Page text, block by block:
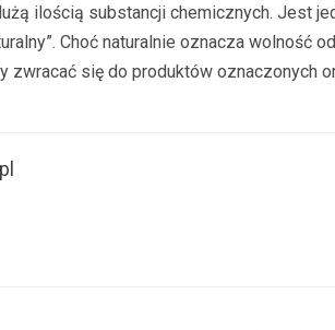
ilością substancji chemicznych. Jest
Choć naturalnie oznacza wolność
zwracać się do produktów oznaczonych